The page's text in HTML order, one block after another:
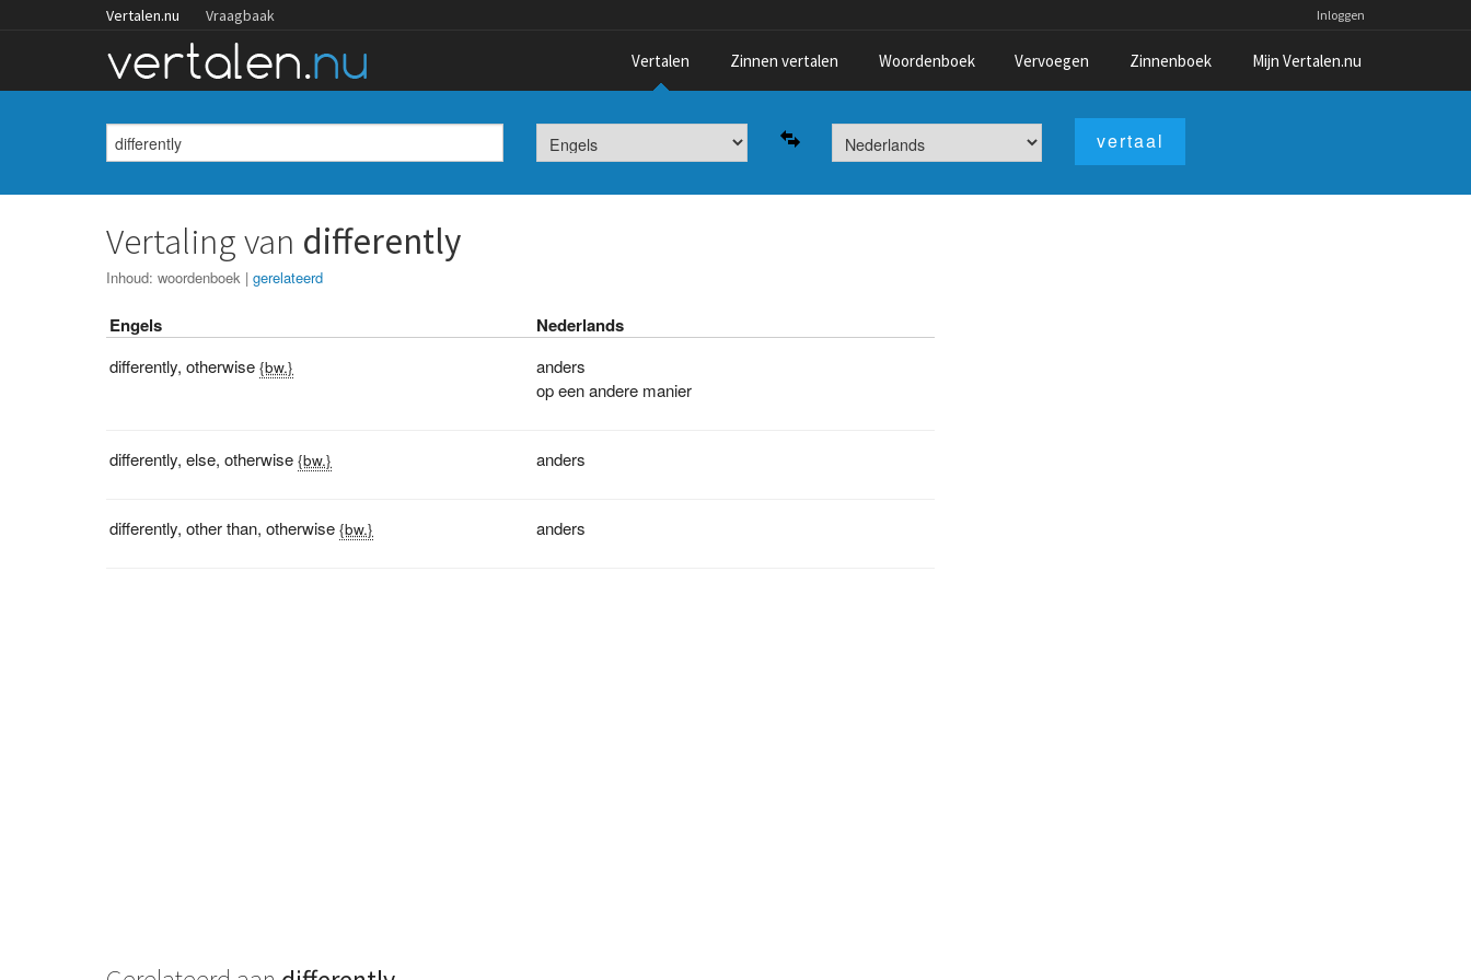
Vertalen.nu Vraagbaak Inloggen
Vertalen Zinnen vertalen Woordenboek Vervoegen Zinnenboek Mijn Vertalen.nu
Vertaling van differently
Inhoud:woordenboek |gerelateerd
Engels Nederlands
differently,otherwise {bw.}
anders
op een andere manier
differently,else,otherwise {bw.} anders
differently,other than,otherwise {bw.} anders